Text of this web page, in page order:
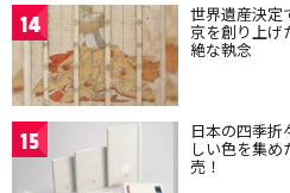
14 世界遺産決定
京を創り上げ
絶な執念
15 日本の四季
しい色を集
売！